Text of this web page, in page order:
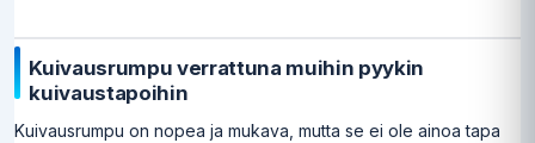
Kuivausrumpu verrattuna muihin pyykin
kuivaustapoihin
Kuivausrumpu on nopea ja mukava, mutta se ei ole ainoa tapa